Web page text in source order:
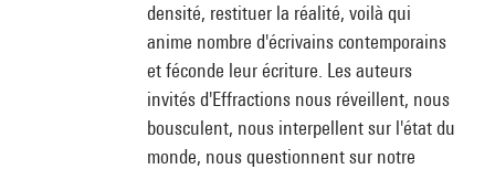
densité, restituer la réalité, voilà qui
anime nombre d'écrivains contemporains
et féconde leur écriture. Les auteurs
invités d'Effractions nous réveillent, nous
bousculent, nous interpellent sur l'état du
monde, nous questionnent sur notre